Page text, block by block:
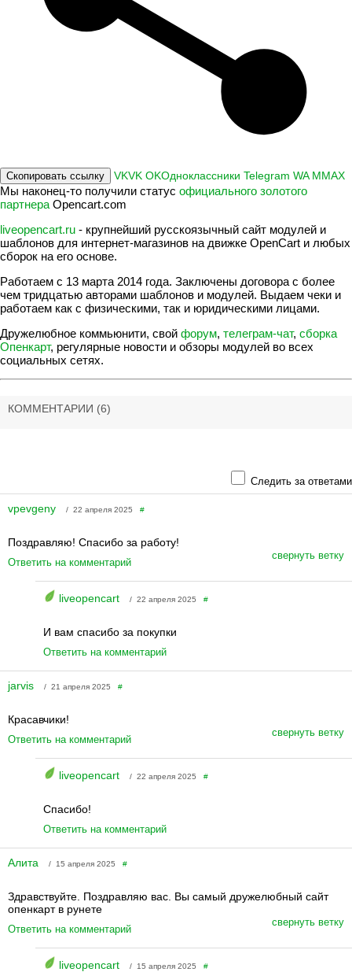
Скопировать ссылку VKVK OKОдноклассники Telegram WA MMAX
Мы наконец-то получили статус официального золотого
партнера Opencart.com
liveopencart.ru - крупнейший русскоязычный сайт модулей и
шаблонов для интернет-магазинов на движке OpenCart и любых
сборок на его основе.
Работаем с 13 марта 2014 года. Заключены договора с более
чем тридцатью авторами шаблонов и модулей. Выдаем чеки и
работаем как с физическими, так и юридическими лицами.
Дружелюбное коммьюнити, свой форум, телеграм-чат, сборка
Опенкарт, регулярные новости и обзоры модулей во всех
социальных сетях.
КОММЕНТАРИИ (6)
Следить за ответами
vpevgeny / 22 апреля 2025 #
Поздравляю! Спасибо за работу!
Ответить на комментарий
свернуть ветку
liveopencart / 22 апреля 2025 #
И вам спасибо за покупки
Ответить на комментарий
jarvis / 21 апреля 2025 #
Красавчики!
Ответить на комментарий
свернуть ветку
liveopencart / 22 апреля 2025 #
Спасибо!
Ответить на комментарий
Алита / 15 апреля 2025 #
Здравствуйте. Поздравляю вас. Вы самый дружелюбный сайт
опенкарт в рунете
Ответить на комментарий
свернуть ветку
liveopencart / 15 апреля 2025 #